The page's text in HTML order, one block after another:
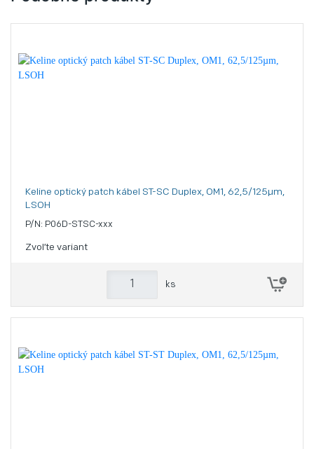
Keline optický patch kábel ST-SC Duplex, OM1, 62,5/125µm,
LSOH
P/N: P06D-STSC-xxx
Zvoľte variant
ks